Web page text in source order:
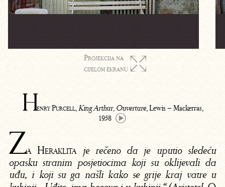
Projekcija na
cijelom ekranu 
Henry Purcell,King Arthur, Ouverture, Lewis – Mackerras,
1958
Za Heraklitaje rečeno da je uputio sledeću
opasku stranim posjetiocima koji su oklijevali da
uđu, i koji su ga našli kako se grije kraj vatre u